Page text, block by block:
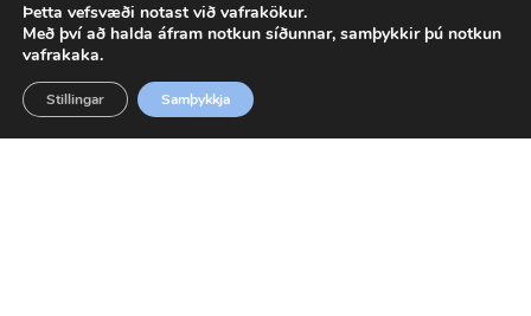
SpaCare Alka up 1 kg
3.238kr. 39603
Þetta vefsvæði notast við vafrakökur.
Með því að halda áfram notkun síðunnar, samþykkir þú notkun
vafrakaka.
Samþykkja
Stillingar